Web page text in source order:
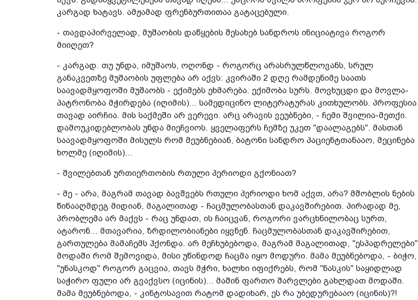
კარგად ხატავს. ამჟამად ფრენბურთითაა გატაცებული.
- თავდაპირველად, მუშაობის დაწყების შესახებ სანდროს ინიციატივა როგორ
მიიღეთ?
- კარგად. თუ უნდა, იმუშაოს, ოღონდ - როგორც არასრულწლოვანს, სრულ
განაკვეთზე მუშაობის უფლება არ აქვს: კვირაში 2 დღე რამდენიმე საათს
საავადმყოფოში მუშაობს - ექიმებს ეხმარება. ექიმობა სურს. მოვხუცდი და მოვლა-
პატრონობა მჭირდება (იღიმის)... სამედიცინო ლიტერატურას კითხულობს. პროფესია
თავად აირჩია. მის საქმეში არ ვერევი. არც არავის ვეუბნები, - ჩემი შვილია-მეთქი.
დამოუკიდებლობას უნდა მიეჩვიოს. ყველაფერს ჩემზე უკეთ "დაალაგებს". მასთან
საავადმყოფოში მისულს რომ მეუბნებიან, ბატონი სანდრო პაციენტთანააო, მეცინება
ხოლმე (იღიმის)...
- შვილებთან ურთიერთობის რთული პერიოდი გქონიათ?
- მე - არა, მაგრამ თავად ბავშვებს რთული პერიოდი ხომ აქვთ, არა? მშობლის ნების
წინააღმდეგ მიდიან, მაგალითად - ჩაცმულობასთან დაკავშირებით. პირადად მე,
პრობლემა არ მაქვს - რაც უნდათ, ის ჩაიცვან, როგორი ვარცხნილობაც სურთ,
ატარონ... მთავარია, ზრდილობიანები იყვნენ. ჩაცმულობასთან დაკავშირებით,
გართულება მამაჩემს ჰქონდა. არ მეჩხუბებოდა, მაგრამ მაგალითად, "ესპადრელები"
მოდაში რომ შემოვიდა, მისი უწინდოდ ჩაცმა იყო მოდური. მამა მეუბნებოდა, - ბიჭო,
"უნასკოდ" როგორ გაცვია, თავს მჭრი, ხალხი იფიქრებს, რომ "ნასკის" საყიდლად
საჭირო ფული არ გვაქვსო (იცინის)... მაშინ ფართო შარვლები გახლდათ მოდაში.
მამა მეუბნებოდა, - კინტოსავით რატომ დადიხარ, ეს რა უბედურებააო (იცინის)?!